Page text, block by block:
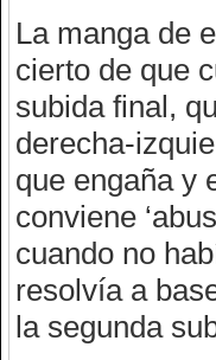
La manga de
cierto de que
subida final,
derecha-
que engaña y
conviene
cuando no
resolvía a
la segunda